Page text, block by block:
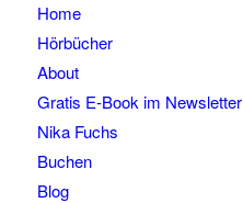
Home
Hörbücher
About
Gratis E-Book im Newsletter
Nika Fuchs
Buchen
Blog